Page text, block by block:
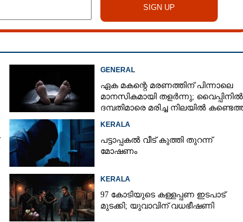
GENERAL
ഏക മകന്റെ മരണത്തിന് പിന്നാലെ
മാനസികമായി തളർന്നു; വൈപ്പിനിൽ
ദമ്പതിമാരെ മരിച്ച നിലയിൽ
KERALA
പട്ടാപ്പകൽ വീട് കുത്തി തുറന്ന്
മോഷണം
KERALA
97 കോടിയുടെ കള്ളപ്പണ ഇടപാട്
മുടക്കി; യുവാവിന് വധഭീഷണി